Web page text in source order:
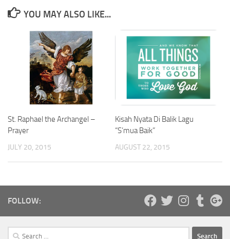
YOU MAY ALSO LIKE...
St. Raphael the Archangel –
Prayer
JULY 20, 2015
Kisah Nyata Di Balik Lagu
“S’mua Baik”
AUGUST 22, 2015
FOLLOW:
Search